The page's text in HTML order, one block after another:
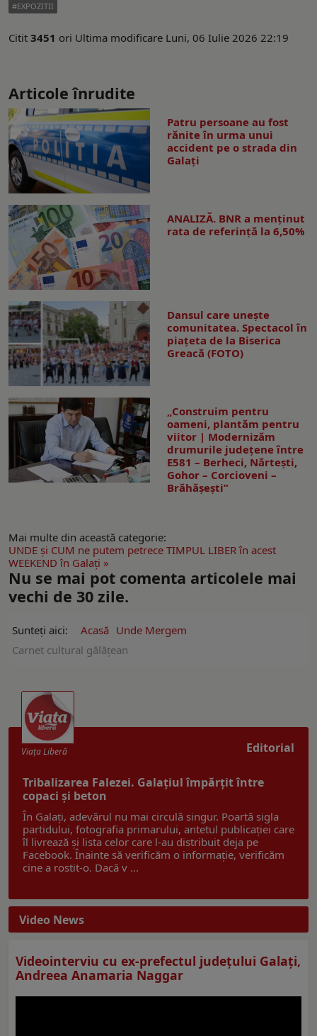
EXPOZITII
Citit 3451 ori Ultima modificare Luni, 06 Iulie 2026 22:19
Articole înrudite
Patru persoane au fost
rănite în urma unui
accident pe o strada din
Galați
ANALIZĂ. BNR a menținut
rata de referință la 6,50%
Dansul care uneşte
comunitatea. Spectacol în
piaţeta de la Biserica
Greacă (FOTO)
„Construim pentru
oameni, plantăm pentru
viitor | Modernizăm
drumurile județene între
E581 – Berheci, Nărtești,
Gohor – Corcioveni –
Brăhășești”
Mai multe din această categorie:
UNDE şi CUM ne putem petrece TIMPUL LIBER în acest
WEEKEND în Galaţi »
Nu se mai pot comenta articolele mai
vechi de 30 zile.
Sunteți aici: Acasă Unde Mergem
Carnet cultural gălăţean
Editorial
Viaţa Liberă
Tribalizarea Falezei. Galațiul împărțit între
copaci și beton
În Galați, adevărul nu mai circulă singur. Poartă sigla
partidului, fotografia primarului, antetul publicației care
îl livrează și lista celor care l-au distribuit deja pe
Facebook. Înainte să verificăm o informație, verificăm
cine a rostit-o. Dacă v ...
Video News
Videointerviu cu ex-prefectul judeţului Galaţi,
Andreea Anamaria Naggar